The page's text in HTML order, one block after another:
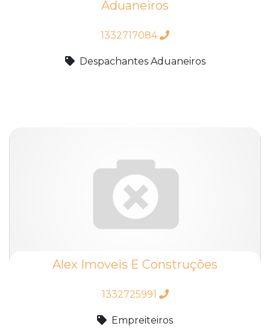
Aduaneiros
1332717084
Despachantes Aduaneiros
Alex Imoveis E Construções
1332725991
Empreiteiros